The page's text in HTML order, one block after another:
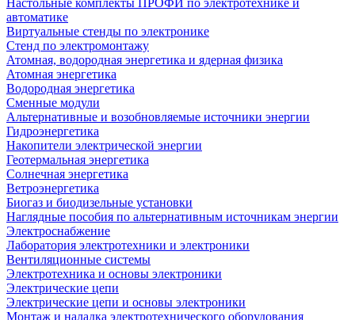
Настольные комплекты ПРОФИ по электротехнике и
автоматике
Виртуальные стенды по электронике
Стенд по электромонтажу
Атомная, водородная энергетика и ядерная физика
Атомная энергетика
Водородная энергетика
Сменные модули
Альтернативные и возобновляемые источники энергии
Гидроэнергетика
Накопители электрической энергии
Геотермальная энергетика
Солнечная энергетика
Ветроэнергетика
Биогаз и биодизельные установки
Наглядные пособия по альтернативным источникам энергии
Электроснабжение
Лаборатория электротехники и электроники
Вентиляционные системы
Электротехника и основы электроники
Электрические цепи
Электрические цепи и основы электроники
Монтаж и наладка электротехнического оборудования